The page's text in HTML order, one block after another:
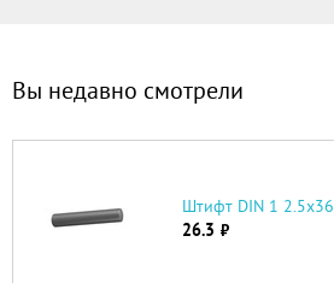
Вы недавно смотрели
Штифт DIN 1 2.5х36
26.3 руб.